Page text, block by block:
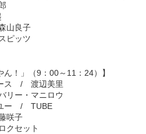
良子
ッツ
ん！」（9：00～11：24）】
ス / 渡辺美里
ー・マニロウ
ー / TUBE
咲子
セット